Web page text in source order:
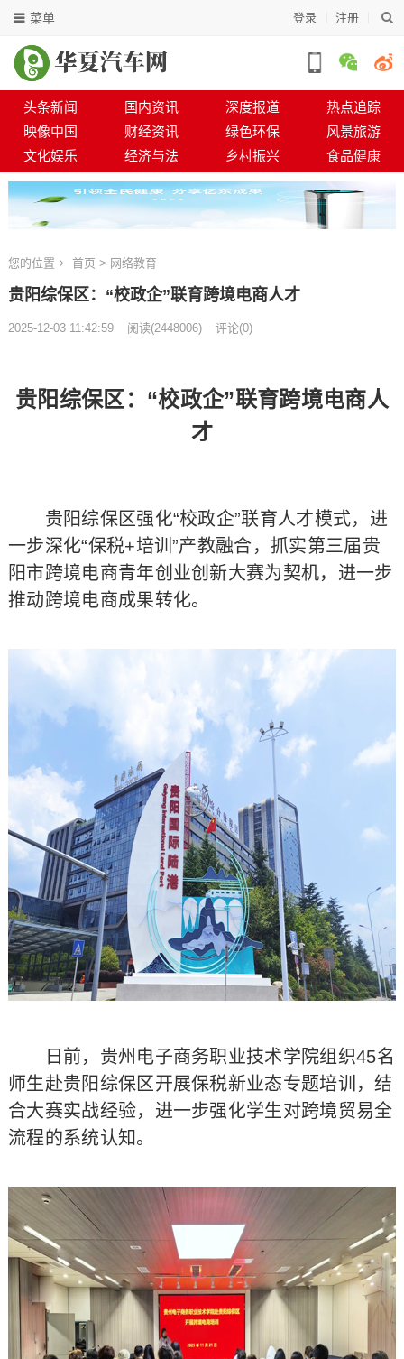
登录 注册
菜单
头条新闻 国内资讯 深度报道
热点追踪
映像中国
财经资讯 绿色环保
风景旅游
文化娱乐
经济与法 乡村振兴 食品健康
您的位置 首页 > 网络教育
贵阳综保区：“校政企”联育跨境电商人才
2025-12-03 11:42:59 阅读(2448006) 评论(0)
贵阳综保区：“校政企”联育跨境电商人
才
贵阳综保区强化“校政企”联育人才模式，进
一步深化“保税+培训”产教融合，抓实第三届贵
阳市跨境电商青年创业创新大赛为契机，进一步
推动跨境电商成果转化。
日前，贵州电子商务职业技术学院组织45名
师生赴贵阳综保区开展保税新业态专题培训，结
合大赛实战经验，进一步强化学生对跨境贸易全
流程的系统认知。